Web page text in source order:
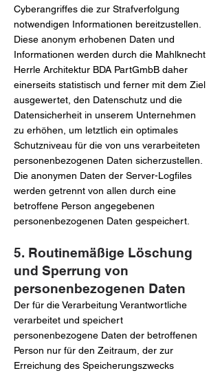
Cyberangriffes die zur Strafverfolgung
notwendigen Informationen bereitzustellen.
Diese anonym erhobenen Daten und
Informationen werden durch die Mahlknecht
Herrle Architektur BDA PartGmbB daher
einerseits statistisch und ferner mit dem Ziel
ausgewertet, den Datenschutz und die
Datensicherheit in unserem Unternehmen
zu erhöhen, um letztlich ein optimales
Schutzniveau für die von uns verarbeiteten
personenbezogenen Daten sicherzustellen.
Die anonymen Daten der Server-Logfiles
werden getrennt von allen durch eine
betroffene Person angegebenen
personenbezogenen Daten gespeichert.
5. Routinemäßige Löschung
und Sperrung von
personenbezogenen Daten
Der für die Verarbeitung Verantwortliche
verarbeitet und speichert
personenbezogene Daten der betroffenen
Person nur für den Zeitraum, der zur
Erreichung des Speicherungszwecks